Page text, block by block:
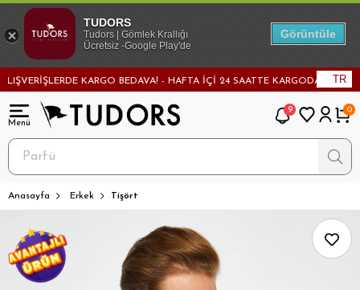
KARGO BEDAVA! - HAFTA İÇİ 24 SAATTE KARGODA! - TR
9 0
Anasayfa Erkek Tişört
TUDORS
Tudors | Gömlek Krallığı
Ücretsiz -Google Play'de
Görüntüle